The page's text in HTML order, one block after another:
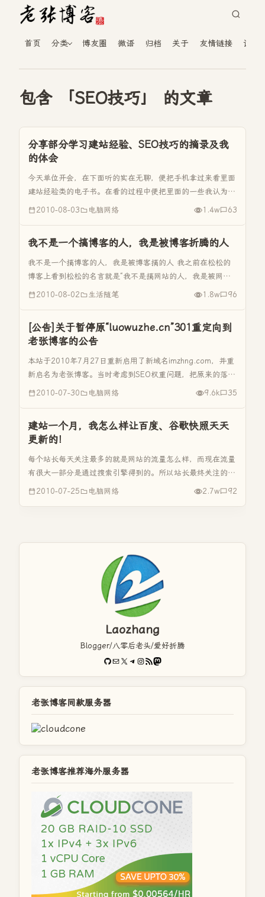
首页 分类 博友圈 微语 归档 关于 友情链接 读者
包含 「SEO技巧」 的文章
分享部分学习建站经验、SEO技巧的摘录及我
的体会
今天单位开会，在下面听的实在无聊，便把手机拿过来看里面
建站经验类的电子书。在看的过程中便把里面的一些我认为是
精典的语句写了下来，感觉这些对于我建站是有百益而无一
2010-08-03 电脑网络 1.4w 63
我不是一个搞博客的人，我是被博客折腾的人
我不是一个搞博客的人，我是被博客搞的人 我之前在松松的
博客上看到松松的名言就是“我不是搞网站的人，我是被网站
搞的人”，看了这句话很有感触。从这句话联系到自己，自己
2010-08-02 生活随笔 1.8w 96
[公告]关于暂停原“luowuzhe.cn”301重定向到
老张博客的公告
本站于2010年7月27日重新启用了新域名imzhng.com，并重
新启名为老张博客。当时考虑到SEO权重问题，把原来的落伍
者博客luowuzhe.cn做了301重定向到老张博客
2010-07-30 电脑网络 9.6k 35
建站一个月，我怎么样让百度、谷歌快照天天
更新的！
每个站长每天关注最多的就是网站的流量怎么样，而现在流量
有很大一部分是通过搜索引擎得到的。所以站长最终关注的还
是搜索引擎的引擎的收录问题。那现在我就来谈谈我建站一个
2010-07-25 电脑网络 2.7w 92
Laozhang
Blogger/八零后老头/爱好折腾
GitHub
电子邮件X Telegram
Instagram
RSS FeedMastodon
老张博客同款服务器
老张博客推荐海外服务器